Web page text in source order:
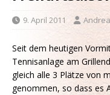
9. April 2011
Seit dem heutigen
Tennisanlage am
gleich alle 3 Plätze von
genommen, so dass es